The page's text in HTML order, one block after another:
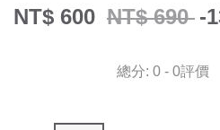
NT$ 600 NT$ 690 -
總分: 0 - 0評價